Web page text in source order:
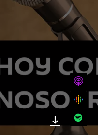
Google
Spotify